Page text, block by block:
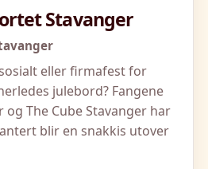
Stavanger
eller firmafest for
julebord? Fangene
og The Cube Stavanger har
blir en snakkis utover